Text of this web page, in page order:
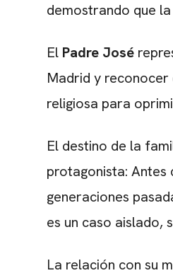
demostrando que
El Padre José
Madrid y
religiosa para
El destino de la
protagonista:
generaciones
es un caso aislado,
La relación con su